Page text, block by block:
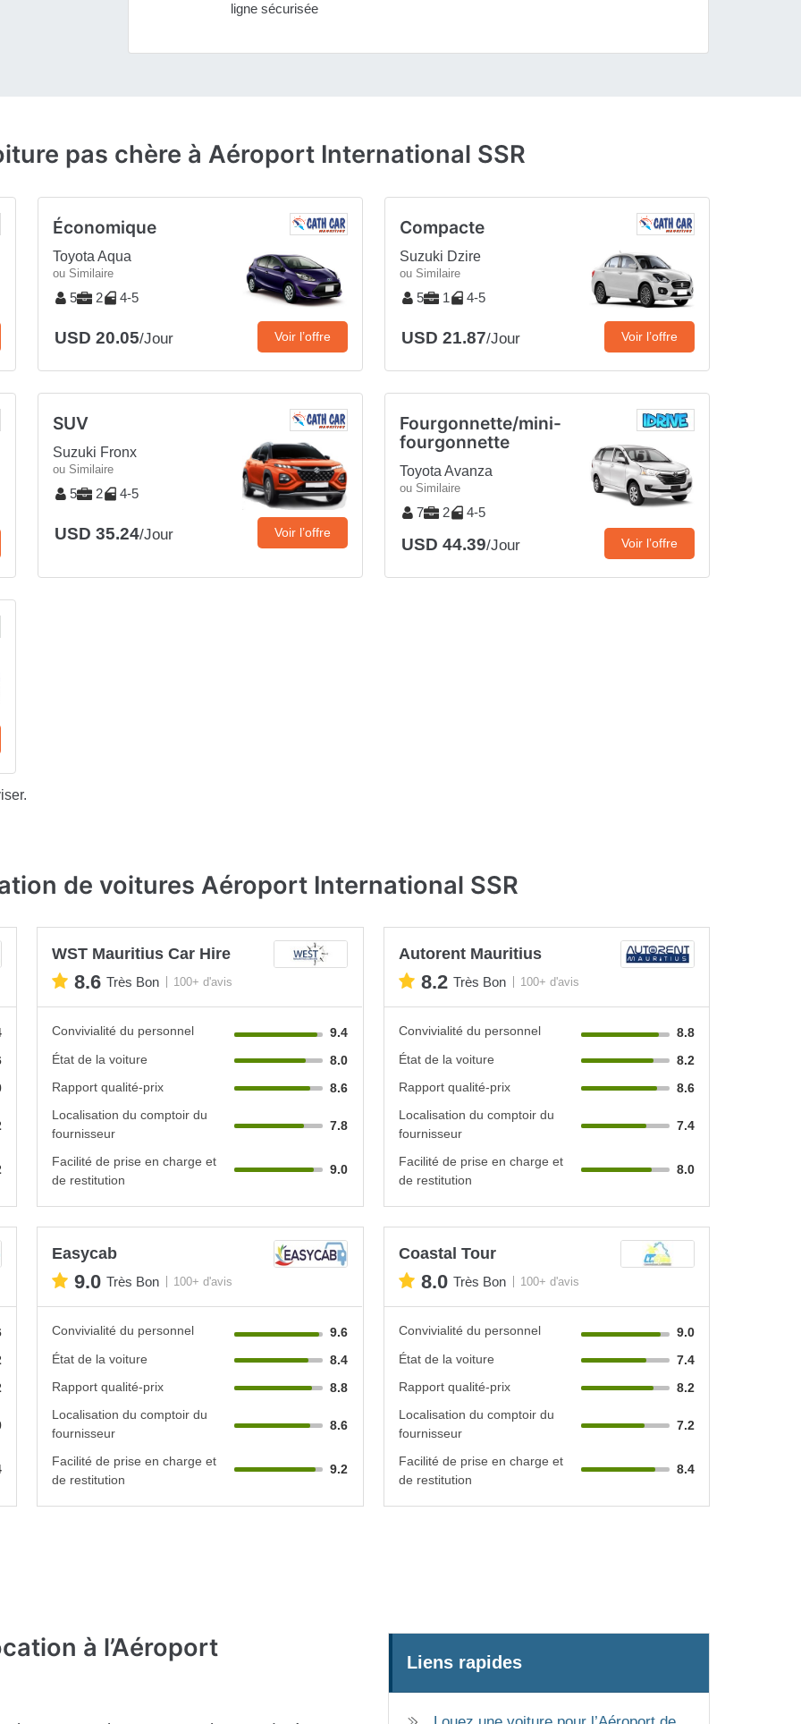
ligne sécurisée
pas chère à Aéroport International SSR
Économique
Toyota Aqua
ou Similaire
5 2 4-5
USD 20.05/Jour Voir l’offre
Compacte
Suzuki Dzire
ou Similaire
5 1 4-5
USD 21.87/Jour Voir l’offre
SUV
Suzuki Fronx
ou Similaire
5 2 4-5
USD 35.24/Jour Voir l’offre
Fourgonnette/mini-
fourgonnette
Toyota Avanza
ou Similaire
7 2 4-5
USD 44.39/Jour Voir l’offre
de voitures Aéroport International SSR
WST Mauritius Car Hire
8.6 Très Bon 100+ d'avis
Convivialité du personnel
9.4
État de la voiture
8.0
Rapport qualité-prix
8.6
Localisation du comptoir du
fournisseur
7.8
Facilité de prise en charge et
de restitution
9.0
Autorent Mauritius
8.2 Très Bon 100+ d'avis
Convivialité du personnel
8.8
État de la voiture
8.2
Rapport qualité-prix
8.6
Localisation du comptoir du
fournisseur
7.4
Facilité de prise en charge et
de restitution
8.0
Easycab
9.0 Très Bon 100+ d'avis
Convivialité du personnel
9.6
État de la voiture
8.4
Rapport qualité-prix
8.8
Localisation du comptoir du
fournisseur
8.6
Facilité de prise en charge et
de restitution
9.2
Coastal Tour
8.0 Très Bon 100+ d'avis
Convivialité du personnel
9.0
État de la voiture
7.4
Rapport qualité-prix
8.2
Localisation du comptoir du
fournisseur
7.2
Facilité de prise en charge et
de restitution
8.4
Liens rapides
à l’Aéroport